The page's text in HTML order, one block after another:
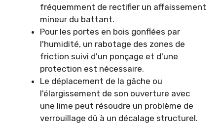
fréquemment de rectifier un affaissement
mineur du battant.
Pour les portes en bois gonflées par
l'humidité, un rabotage des zones de
friction suivi d'un ponçage et d'une
protection est nécessaire.
Le déplacement de la gâche ou
l'élargissement de son ouverture avec
une lime peut résoudre un problème de
verrouillage dû à un décalage structurel.